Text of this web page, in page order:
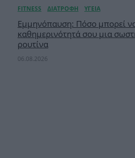
Εμμηνόπαυση: Πόσο μπορεί
καθημερινότητά σου μια
ρουτίνα
06.08.2026